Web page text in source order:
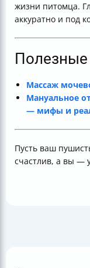
жизни питомца.
аккуратно и под
Массаж
Мануальное
— мифы и
Пусть ваш
счастлив, а вы —